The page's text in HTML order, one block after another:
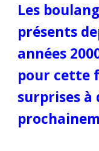
Les
présents
années
pour cette
surprises à